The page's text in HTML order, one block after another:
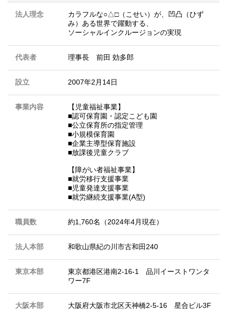
法人理念
カラフルな○△□（こせい）が、凹凸（ひず
み）ある世界で躍動する、
ソーシャルインクルージョンの実現
代表者 理事長 前田 効多郎
設立 2007年2月14日
事業内容
【児童福祉事業】
■認可保育園・認定こども園
■公立保育所の指定管理
■小規模保育園
■企業主導型保育施設
■放課後児童クラブ
【障がい者福祉事業】
■就労移行支援事業
■児童発達支援事業
■就労継続支援事業(A型)
職員数 約1,760名（2024年4月現在）
法人本部 和歌山県紀の川市古和田240
東京本部
東京都港区港南2-16-1 品川イーストワンタ
ワー7F
大阪本部 大阪府大阪市北区天神橋2-5-16 星合ビル3F